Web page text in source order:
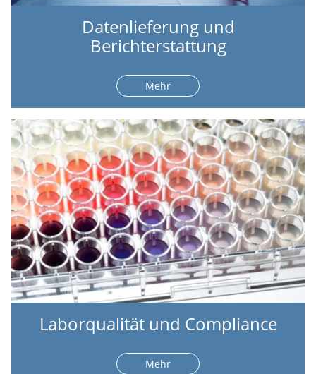
Datenlieferung und
Berichterstattung
Mehr
Laborqualität und Compliance
Mehr